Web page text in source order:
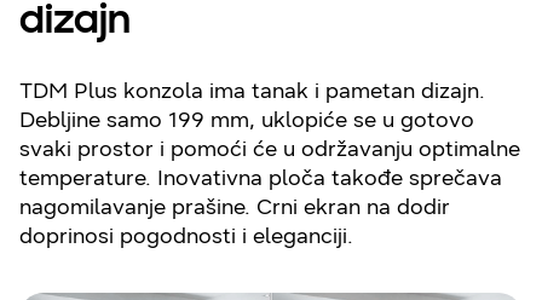
dizajn
TDM Plus konzola ima tanak i pametan dizajn.
Debljine samo 199 mm, uklopiće se u gotovo
svaki prostor i pomoći će u održavanju optimalne
temperature. Inovativna ploča takođe sprečava
nagomilavanje prašine. Crni ekran na dodir
doprinosi pogodnosti i eleganciji.